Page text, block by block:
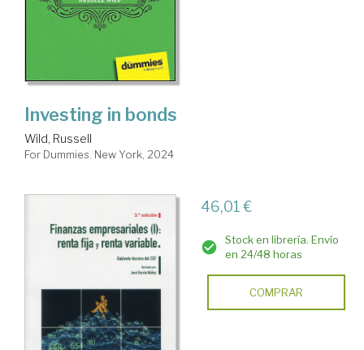
Investing in bonds
Wild, Russell
For Dummies. New York, 2024
46,01 €
Stock en librería. Envío
en 24/48 horas
COMPRAR